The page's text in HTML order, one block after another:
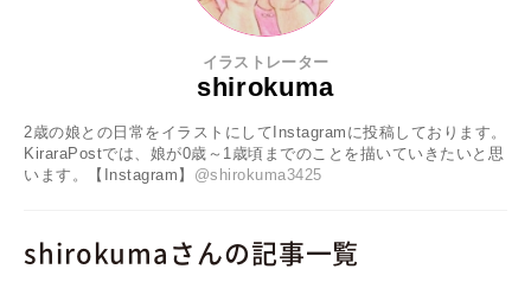
イラストレーター
shirokuma
2歳の娘との日常をイラストにしてInstagramに投稿しております。
KiraraPostでは、娘が0歳～1歳頃までのことを描いていきたいと思
います。【Instagram】 @shirokuma3425
shirokumaさんの記事一覧